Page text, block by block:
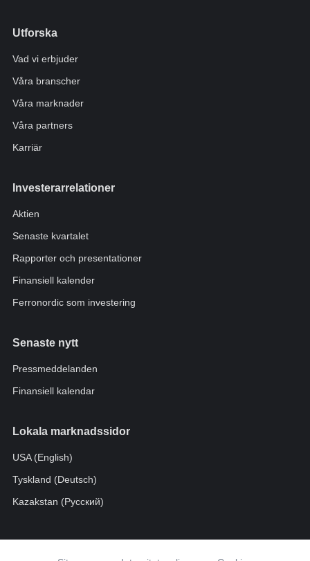
Utforska
Vad vi erbjuder
Våra branscher
Våra marknader
Våra partners
Karriär
Investerarrelationer
Aktien
Senaste kvartalet
Rapporter och presentationer
Finansiell kalender
Ferronordic som investering
Senaste nytt
Pressmeddelanden
Finansiell kalendar
Lokala marknadssidor
USA (English)
Tyskland (Deutsch)
Kazakstan (Pусский)